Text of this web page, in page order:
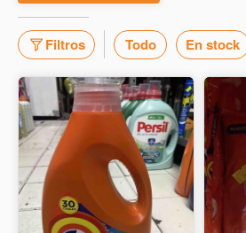
Filtros Todo En stock